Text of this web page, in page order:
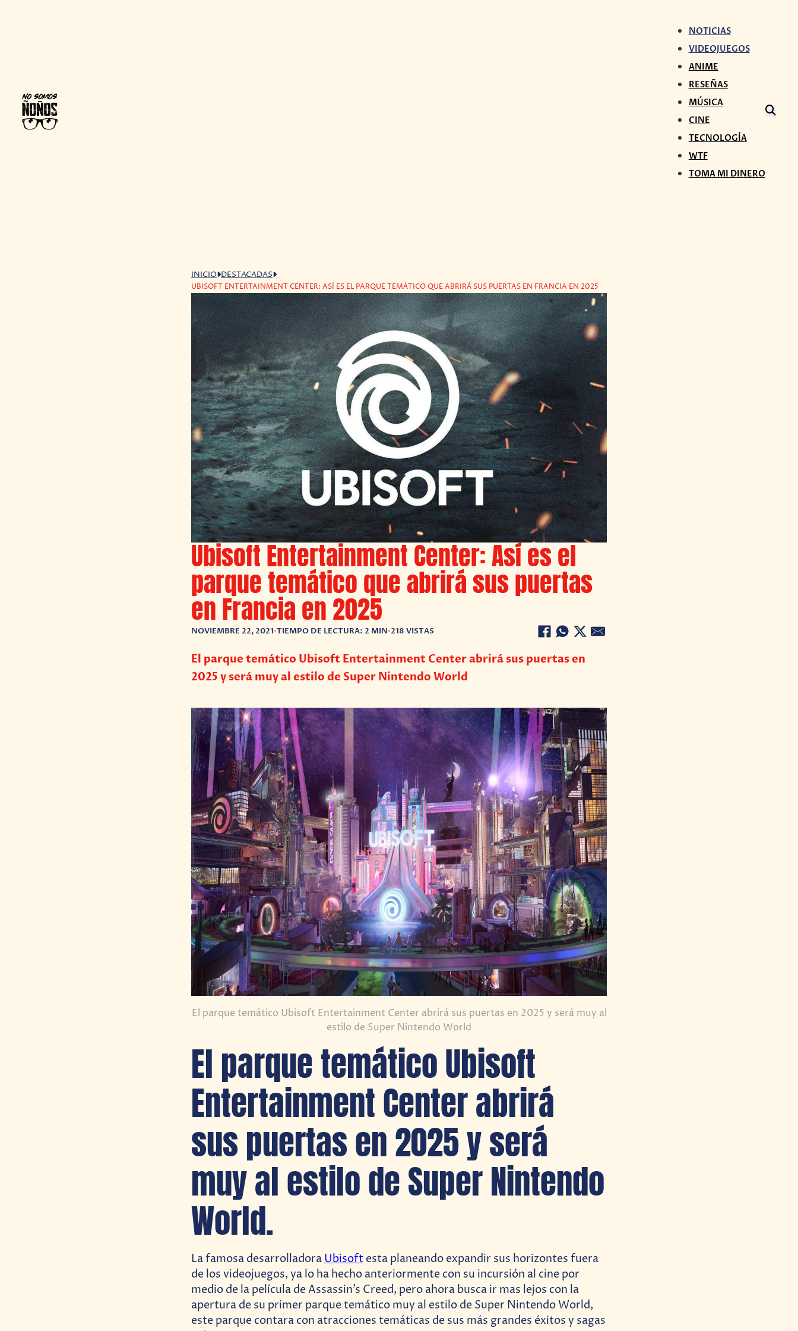
NOTICIAS
VIDEOJUEGOS
ANIME
RESEÑAS
MÚSICA
CINE
TECNOLOGÍA
WTF
TOMA MI DINERO
INICIO DESTACADAS
UBISOFT ENTERTAINMENT CENTER: ASÍ ES EL PARQUE TEMÁTICO QUE ABRIRÁ SUS PUERTAS EN FRANCIA EN 2025
Ubisoft Entertainment Center: Así es el
parque temático que abrirá sus puertas
en Francia en 2025
NOVIEMBRE 22, 2021•TIEMPO DE LECTURA: 2 MIN•218 VISTAS
El parque temático Ubisoft Entertainment Center abrirá sus puertas en
2025 y será muy al estilo de Super Nintendo World
El parque temático Ubisoft Entertainment Center abrirá sus puertas en 2025 y será muy al
estilo de Super Nintendo World
El parque temático Ubisoft
Entertainment Center abrirá
sus puertas en 2025 y será
muy al estilo de Super Nintendo
World.
La famosa desarrolladoraUbisoft esta planeando expandir sus horizontes fuera
de los videojuegos, ya lo ha hecho anteriormente con su incursión al cine por
medio de la película de Assassin’s Creed, pero ahora busca ir mas lejos con la
apertura de su primer parque temático muy al estilo de Super Nintendo World,
este parque contara con atracciones temáticas de sus más grandes éxitos y sagas